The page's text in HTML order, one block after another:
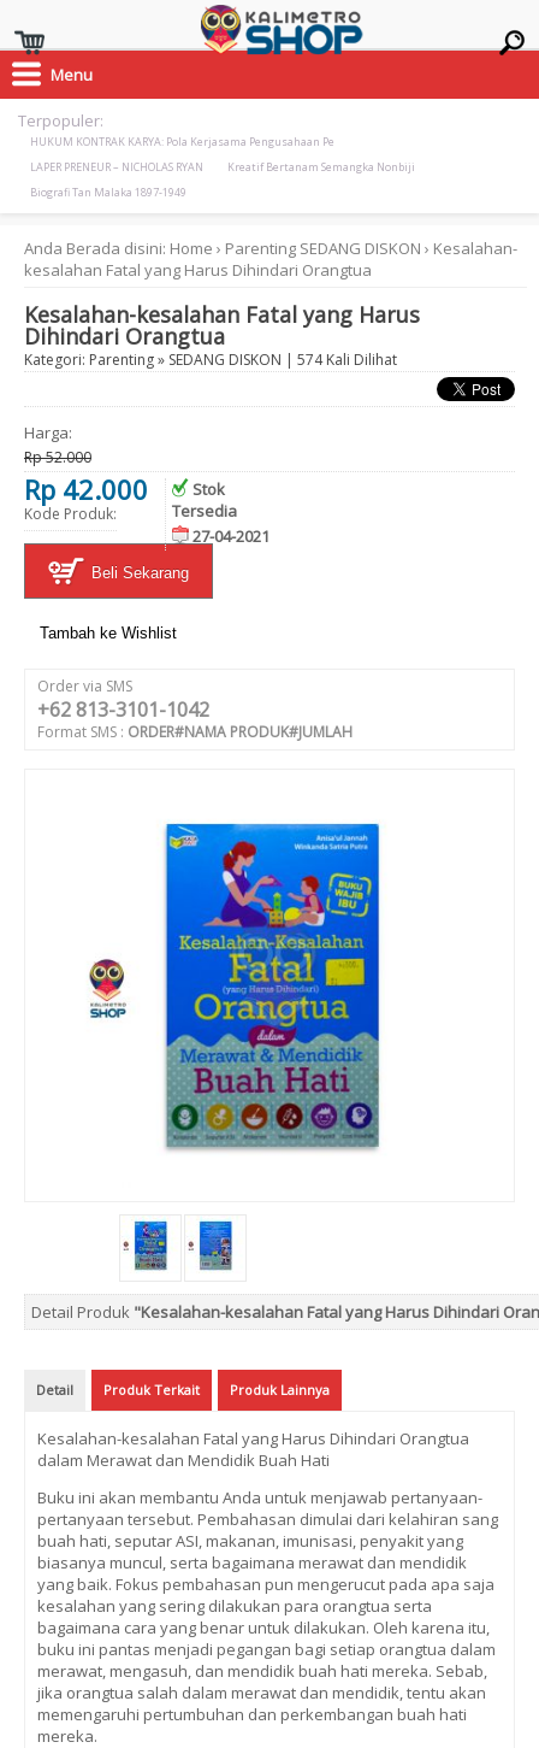
Menu
Terpopuler:
HUKUM KONTRAK KARYA: Pola Kerjasama Pengusahaan Pe
LAPER PRENEUR – NICHOLAS RYAN
Kreatif Bertanam Semangka Nonbiji
Biografi Tan Malaka 1897-1949
Anda Berada disini: Home › Parenting SEDANG DISKON › Kesalahan-
kesalahan Fatal yang Harus Dihindari Orangtua
Kesalahan-kesalahan Fatal yang Harus
Dihindari Orangtua
Kategori: Parenting» SEDANG DISKON | 574 Kali Dilihat
Harga:
Rp 52.000
Rp 42.000
Kode Produk:
Stok
Tersedia
27-04-2021
Beli Sekarang
Tambah ke Wishlist
Order via SMS
+62 813-3101-1042
Format SMS : ORDER#NAMA PRODUK#JUMLAH
Detail Produk "Kesalahan-kesalahan Fatal yang Harus Dihindari
Detail Produk Terkait Produk Lainnya
Kesalahan-kesalahan Fatal yang Harus Dihindari Orangtua
dalam Merawat dan Mendidik Buah Hati
Buku ini akan membantu Anda untuk menjawab pertanyaan-
pertanyaan tersebut. Pembahasan dimulai dari kelahiran sang
buah hati, seputar ASI, makanan, imunisasi, penyakit yang
biasanya muncul, serta bagaimana merawat dan mendidik
yang baik. Fokus pembahasan pun mengerucut pada apa saja
kesalahan yang sering dilakukan para orangtua serta
bagaimana cara yang benar untuk dilakukan. Oleh karena itu,
buku ini pantas menjadi pegangan bagi setiap orangtua dalam
merawat, mengasuh, dan mendidik buah hati mereka. Sebab,
jika orangtua salah dalam merawat dan mendidik, tentu akan
memengaruhi pertumbuhan dan perkembangan buah hati
mereka.